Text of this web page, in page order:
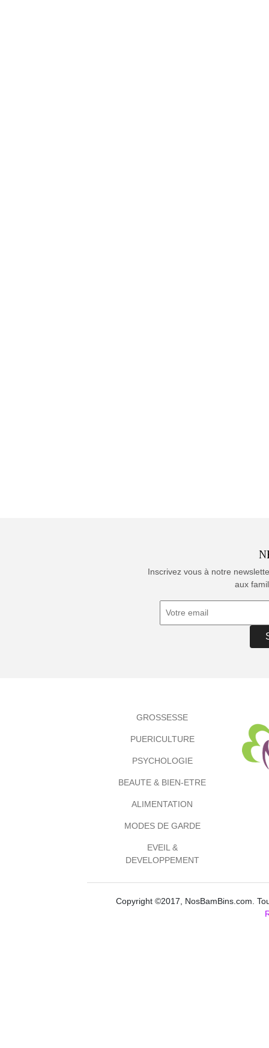
Inscrivez vous à notre
aux
GROSSESSE
PUERICULTURE
PSYCHOLOGIE
BEAUTE & BIEN-ETRE
ALIMENTATION
MODES DE GARDE
EVEIL &
DEVELOPPEMENT
Copyright ©2017, NosBamBins.com.